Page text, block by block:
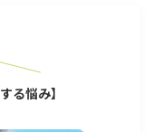
る悩み】